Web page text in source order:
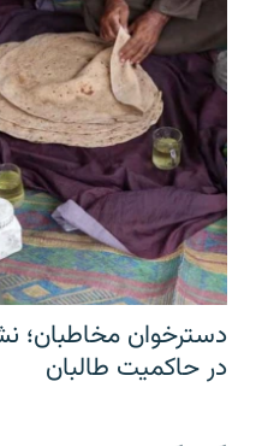
دسترخوان مخاطبان؛
در حاکمیت طالبان